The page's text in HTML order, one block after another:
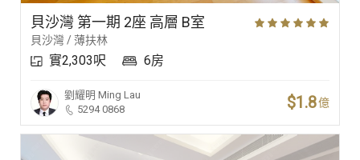
貝沙灣 第一期 2座 高層 B室
貝沙灣 / 薄扶林
實2,303呎 6房
劉耀明 Ming Lau
5294 0868
$1.8億